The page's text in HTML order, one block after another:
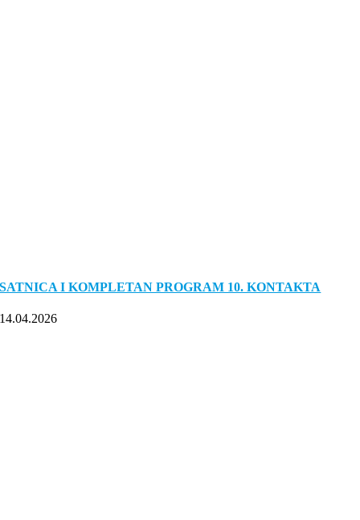
SATNICA I KOMPLETAN PROGRAM 10. KONTAKTA
14.04.2026